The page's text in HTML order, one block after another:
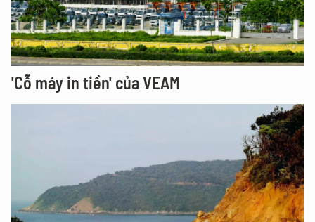
'Cỗ máy in tiền' của VEAM